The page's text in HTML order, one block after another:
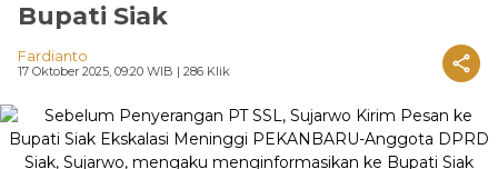
Bupati Siak
Fardianto
17 Oktober 2025, 09:20 WIB | 286 Klik